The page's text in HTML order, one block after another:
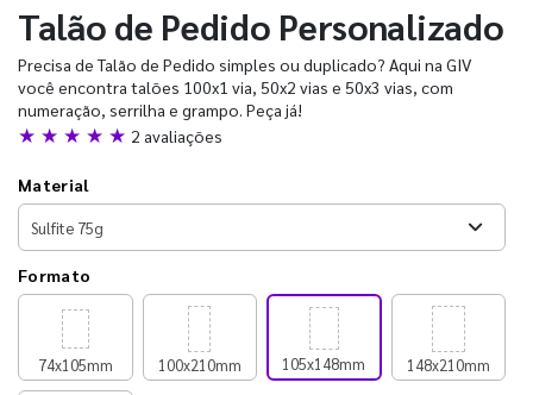
Talão de Pedido Personalizado
Precisa de Talão de Pedido simples ou duplicado? Aqui na GIV
você encontra talões 100x1 via, 50x2 vias e 50x3 vias, com
numeração, serrilha e grampo. Peça já!
★ ★ ★ ★ ★ 2 avaliações
Material
Formato
74x105mm 100x210mm 105x148mm 148x210mm